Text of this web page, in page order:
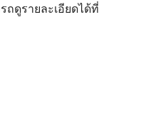
ถดูรายละเอียดได้ที่